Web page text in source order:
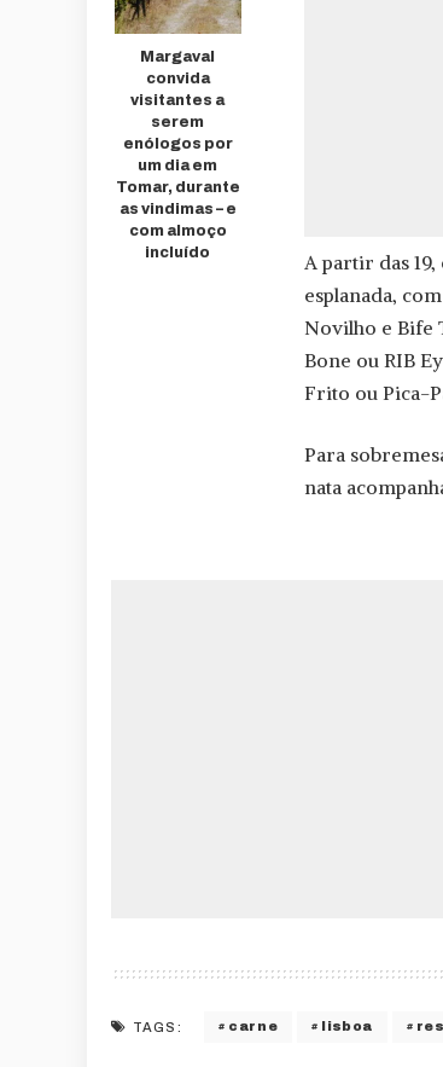
Margaval
convida
visitantes a
serem
enólogos por
um dia em
Tomar, durante
as vindimas – e
com almoço
incluído
A partir das
esplanada,
Novilho e Bife
Bone ou RIB
Frito ou Pica-
Para
nata
TAGS: carne lisboa